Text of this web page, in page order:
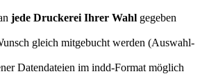
jede Druckerei Ihrer Wahl gegeben
gleich mitgebucht werden (Auswahl-
Datendateien im indd-Format möglich